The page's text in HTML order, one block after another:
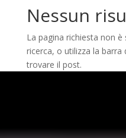
Nessun
La pagina richiesta non
ricerca, o utilizza la barra
trovare il post.